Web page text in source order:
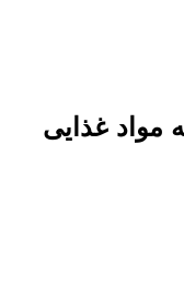
مواد غذایی